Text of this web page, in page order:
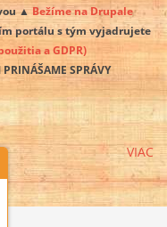
▲ Bežíme na Drupale
portálu s tým vyjadrujete
a GDPR)
SPRÁVY
VIAC